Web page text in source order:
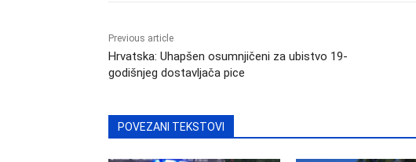
Previous article
Hrvatska: Uhapšen osumnjičeni za ubistvo 19-
godišnjeg dostavljača pice
POVEZANI TEKSTOVI